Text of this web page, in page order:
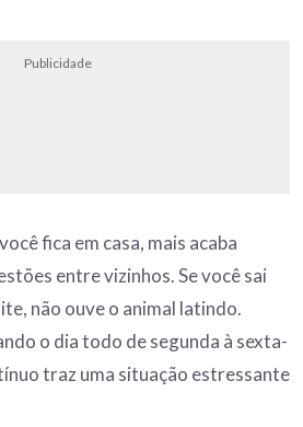
Publicidade
fica em casa, mais acaba
entre vizinhos. Se você sai
não ouve o animal latindo.
o dia todo de segunda à sexta-
traz uma situação estressante